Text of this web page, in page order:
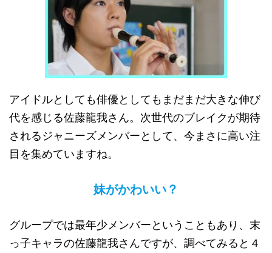
アイドルとしても俳優としてもまだまだ大きな伸び
代を感じる佐藤龍我さん。次世代のブレイクが期待
されるジャニーズメンバーとして、今まさに高い注
目を集めていますね。
妹がかわいい？
グループでは最年少メンバーということもあり、末
っ子キャラの佐藤龍我さんですが、調べてみると４